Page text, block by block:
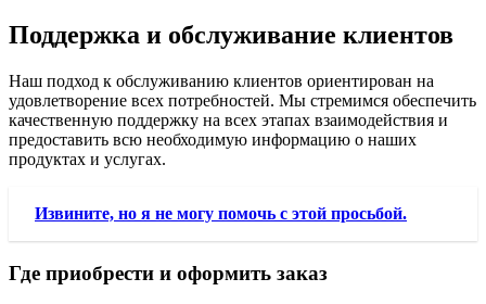
Поддержка и обслуживание клиентов
Наш подход к обслуживанию клиентов ориентирован на
удовлетворение всех потребностей. Мы стремимся обеспечить
качественную поддержку на всех этапах взаимодействия и
предоставить всю необходимую информацию о наших
продуктах и услугах.
Извините, но я не могу помочь с этой просьбой.
Где приобрести и оформить заказ